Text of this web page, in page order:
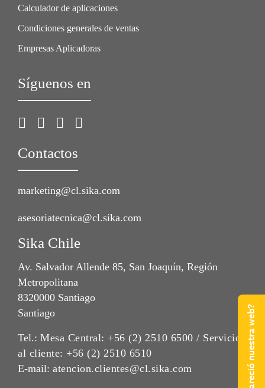
Calculador de aplicaciones
Condiciones generales de ventas
Empresas Aplicadoras
Síguenos en
Contactos
marketing@cl.sika.com
asesoriatecnica@cl.sika.com
Sika Chile
Av. Salvador Allende 85, San Joaquín, Región
Metropolitana
8320000 Santiago
Santiago
Tel.: Mesa Central: +56 (2) 2510 6500 / Servicio
al cliente: +56 (2) 2510 6510
E-mail: atencion.clientes@cl.sika.com